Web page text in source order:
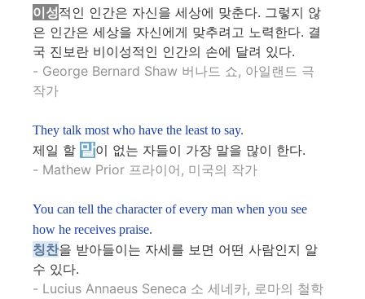
이성적인 인간은 자신을 세상에 맞춘다. 그렇지 않
은 인간은 세상을 자신에게 맞추려고 노력한다. 결
국 진보란 비이성적인 인간의 손에 달려 있다.
- George Bernard Shaw 버나드 쇼, 아일랜드 극
작가
They talk most who have the least to say.
제일 할 말이 없는 자들이 가장 말을 많이 한다.
- Mathew Prior 프라이어, 미국의 작가
You can tell the character of every man when you see
how he receives praise.
칭찬을 받아들이는 자세를 보면 어떤 사람인지 알
수 있다.
- Lucius Annaeus Seneca 소 세네카, 로마의 철학